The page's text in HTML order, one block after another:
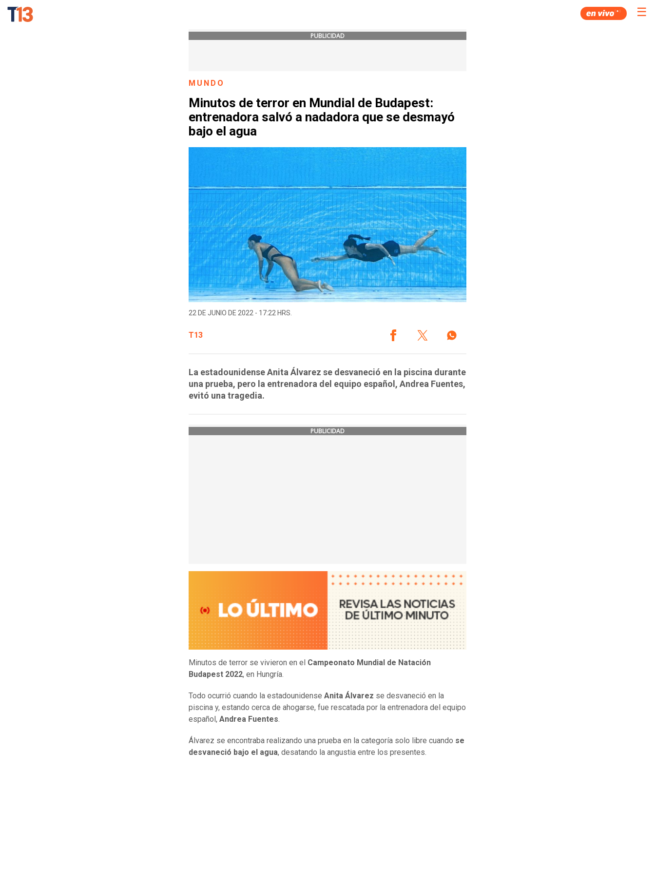
☰
PUBLICIDAD
MUNDO
Minutos de terror en Mundial de Budapest:
entrenadora salvó a nadadora que se desmayó
bajo el agua
22 DE JUNIO DE 2022 - 17:22 HRS.
T13
La estadounidense Anita Álvarez se desvaneció en la piscina durante
una prueba, pero la entrenadora del equipo español, Andrea Fuentes,
evitó una tragedia.
PUBLICIDAD
Minutos de terror se vivieron en el Campeonato Mundial de Natación
Budapest 2022, en Hungría.
Todo ocurrió cuando la estadounidense Anita Álvarez se desvaneció en la
piscina y, estando cerca de ahogarse, fue rescatada por la entrenadora del equipo
español, Andrea Fuentes.
Álvarez se encontraba realizando una prueba en la categoría solo libre cuando se
desvaneció bajo el agua, desatando la angustia entre los presentes.